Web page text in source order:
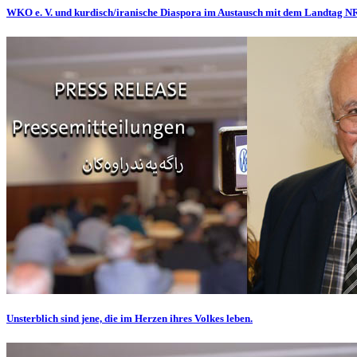
WKO e. V. und kurdisch/iranische Diaspora im Austausch mit dem Landtag
Unsterblich sind jene, die im Herzen ihres Volkes leben.